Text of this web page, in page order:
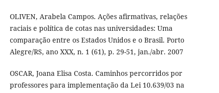
OLIVEN, Arabela Campos. Ações afirmativas, relações
raciais e política de cotas nas universidades: Uma
comparação entre os Estados Unidos e o Brasil. Porto
Alegre/RS, ano XXX, n. 1 (61), p. 29-51, jan./abr. 2007
OSCAR, Joana Elisa Costa. Caminhos percorridos por
professores para implementação da Lei 10.639/03 na